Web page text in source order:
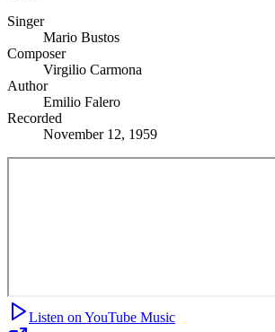
Singer
Mario Bustos
Composer
Virgilio Carmona
Author
Emilio Falero
Recorded
November 12, 1959
Listen on YouTube Music